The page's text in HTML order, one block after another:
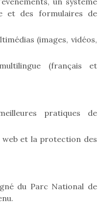
et des formulaires de
(images, vidéos,
(français et
pratiques de
et la protection des
du Parc National de